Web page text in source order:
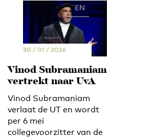
EN NL
30 / 01 / 2026
Vinod Subramaniam
vertrekt naar UvA
Vinod Subramaniam
verlaat de UT en wordt
per 6 mei
collegevoorzitter van de